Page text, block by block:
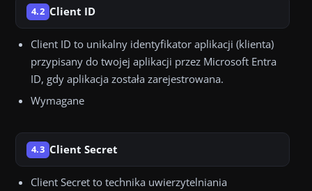
4.2 Client ID
Client ID to unikalny identyfikator aplikacji (klienta)
przypisany do twojej aplikacji przez Microsoft Entra
ID, gdy aplikacja została zarejestrowana.
Wymagane
4.3 Client Secret
Client Secret to technika uwierzytelniania